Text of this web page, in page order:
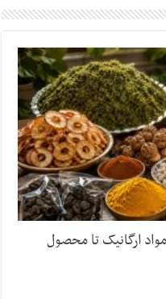
ارگانیک تا محصول